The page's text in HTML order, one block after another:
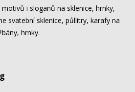
i sloganů na sklenice, hrnky,
svatební sklenice, půllitry, karafy na
hrnky.